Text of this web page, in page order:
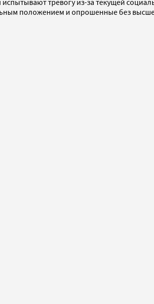
положением и опрошенные без